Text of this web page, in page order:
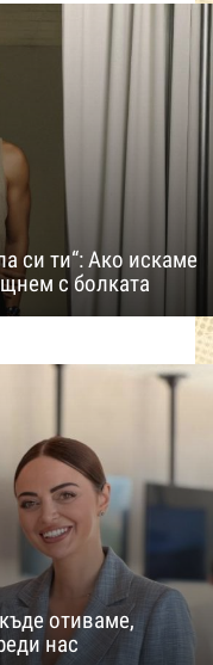
си ти“: Ако искаме
с болката
отиваме,
нас